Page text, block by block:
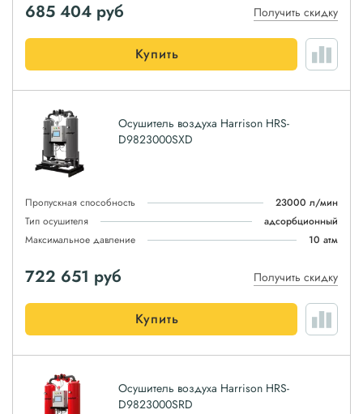
685 404 руб Получить скидку
Купить
Осушитель воздуха Harrison HRS-
D9823000SXD
Пропускная способность
23000 л/мин
Тип осушителя
адсорбционный
Максимальное давление
10 атм
722 651 руб Получить скидку
Купить
Осушитель воздуха Harrison HRS-
D9823000SRD